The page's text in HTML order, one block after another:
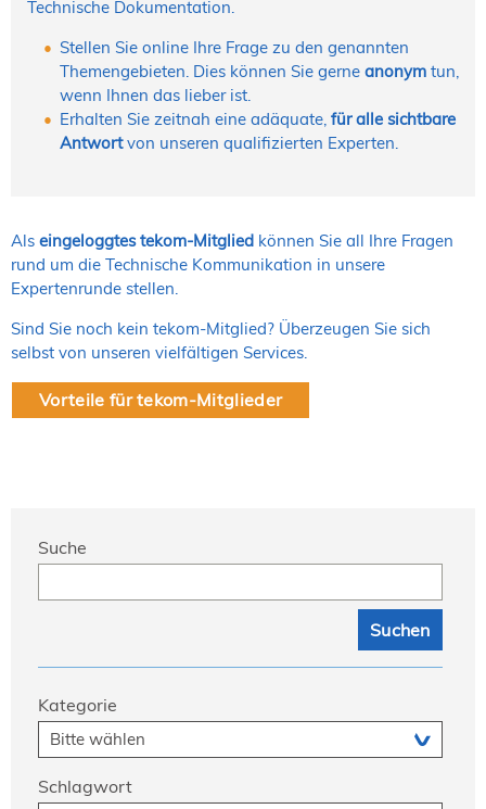
Technische Dokumentation.
Stellen Sie online Ihre Frage zu den genannten
Themengebieten. Dies können Sie gerne anonym tun,
wenn Ihnen das lieber ist.
Erhalten Sie zeitnah eine adäquate, für alle sichtbare
Antwortvon unseren qualifizierten Experten.
Als eingeloggtes tekom-Mitglied können Sie all Ihre Fragen
rund um die Technische Kommunikation in unsere
Expertenrunde stellen.
Sind Sie noch kein tekom-Mitglied? Überzeugen Sie sich
selbst von unseren vielfältigen Services.
Vorteile für tekom-Mitglieder
Suche
Kategorie
Schlagwort